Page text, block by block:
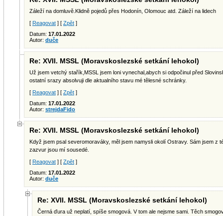
Záleží na domluvě.Klidně pojedů přes Hodonín, Olomouc atd. Záleží na lidech
[ Reagovat ] [ Zpět ]
Datum: 17.01.2022
Autor: duče
Re: XVII. MSSL (Moravskoslezské setkání lehokol)
Už jsem vetchý stařík,MSSL jsem loni vynechal,abych si odpočinul před
ostatní srazy absolvuji dle aktualního stavu mé tělesné schránky.
[ Reagovat ] [ Zpět ]
Datum: 17.01.2022
Autor: strejdaFido
Re: XVII. MSSL (Moravskoslezské setkání lehokol)
Když jsem psal severomoraváky, měl jsem namysli okolí Ostravy. Sám jsem z
zazvur jsou mí sousedé.
[ Reagovat ] [ Zpět ]
Datum: 17.01.2022
Autor: duče
Re: XVII. MSSL (Moravskoslezské setkání lehokol)
Černá ďura už neplatí, spíše smogová. V tom ale nejsme sami. Těch